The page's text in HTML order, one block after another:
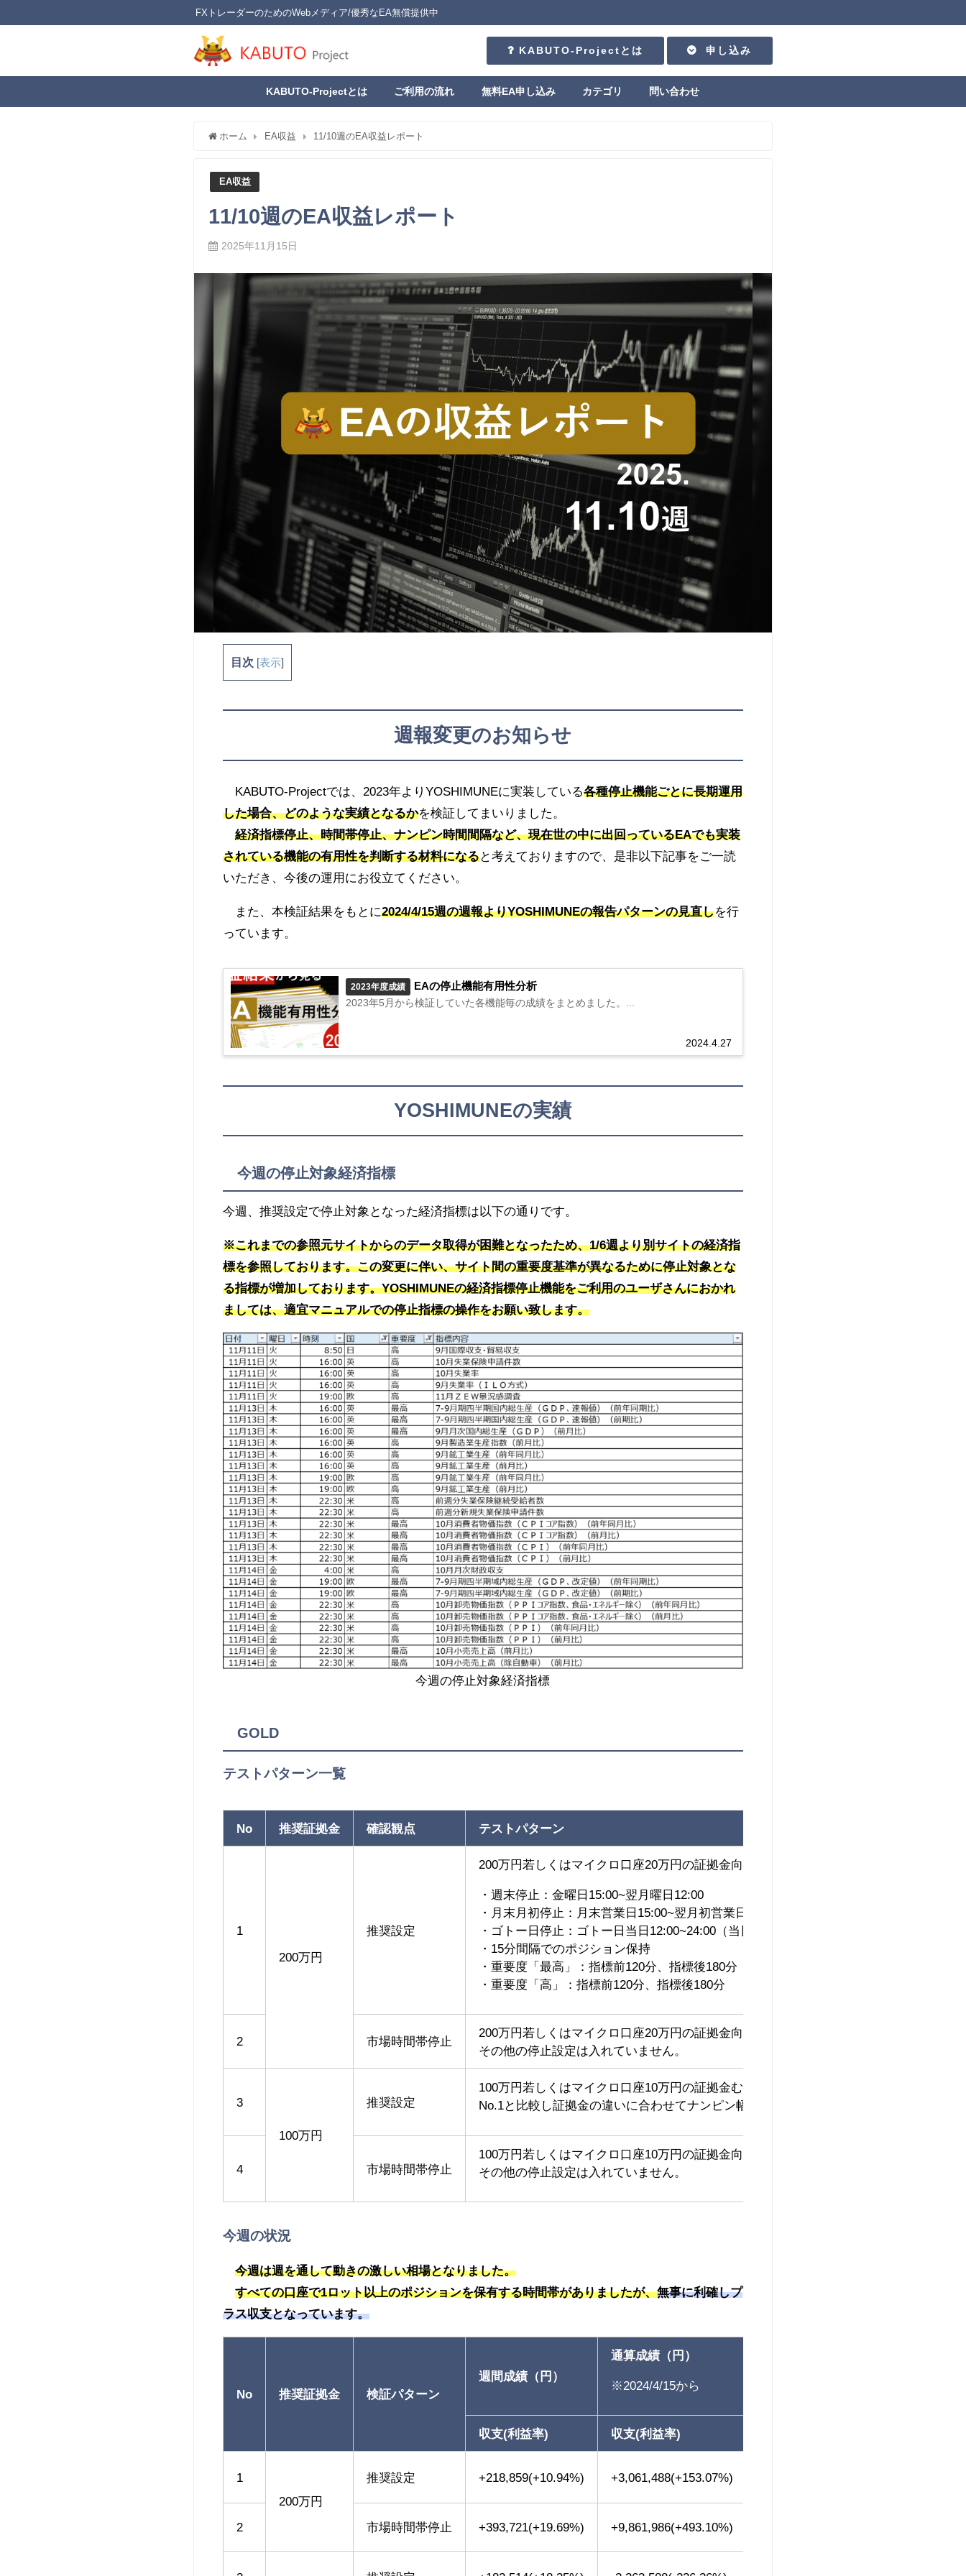
FXトレーダーのためのWebメディア/優秀なEA無償提供中
KABUTO-Projectとは 申し込み
KABUTO-Projectとは ご利用の流れ 無料EA申し込み カテゴリ 問い合わせ
ホーム EA収益 11/10週のEA収益レポート
EA収益
11/10週のEA収益レポート
2025年11月15日
目次 [表示]
週報変更のお知らせ
KABUTO-Projectでは、2023年よりYOSHIMUNEに実装している各種停止機能ごとに長期運用
した場合、どのような実績となるかを検証してまいりました。
経済指標停止、時間帯停止、ナンピン時間間隔など、現在世の中に出回っているEAでも実装
されている機能の有用性を判断する材料になると考えておりますので、是非以下記事をご一読
いただき、今後の運用にお役立てください。
また、本検証結果をもとに2024/4/15週の週報よりYOSHIMUNEの報告パターンの見直しを行
っています。
2023年度成績 EAの停止機能有用性分析
2024.4.27
2023年5月から検証していた各機能毎の成績をまとめました。...
YOSHIMUNEの実績
今週の停止対象経済指標
今週、推奨設定で停止対象となった経済指標は以下の通りです。
※これまでの参照元サイトからのデータ取得が困難となったため、1/6週より別サイトの経済指
標を参照しております。この変更に伴い、サイト間の重要度基準が異なるために停止対象とな
る指標が増加しております。YOSHIMUNEの経済指標停止機能をご利用のユーザさんにおかれ
ましては、適宜マニュアルでの停止指標の操作をお願い致します。
今週の停止対象経済指標
GOLD
テストパターン一覧
No 推奨証拠金 確認観点 テストパターン
1
200万円
推奨設定
200万円若しくはマイクロ口座20万円の証拠金向けの推奨設定口座です。停止設定は以
・週末停止：金曜日15:00~翌月曜日12:00
・月末月初停止：月末営業日15:00~翌月初営業日12:00
・ゴトー日停止：ゴトー日当日12:00~24:00（当日が非稼働日の場合は直前の稼働日）
・15分間隔でのポジション保持
・重要度「最高」：指標前120分、指標後180分
・重要度「高」：指標前120分、指標後180分
2 市場時間帯停止
200万円若しくはマイクロ口座20万円の証拠金向けのNY時間帯停止設定を実施した口座
その他の停止設定は入れていません。
3
100万円
推奨設定
100万円若しくはマイクロ口座10万円の証拠金むけの推奨設定口座です。
No.1と比較し証拠金の違いに合わせてナンピン幅、ナンピン回数のみ変更しています。
4 市場時間帯停止
100万円若しくはマイクロ口座10万円の証拠金向けのNY時間帯停止設定を実施した口座
その他の停止設定は入れていません。
今週の状況
今週は週を通して動きの激しい相場となりました。
すべての口座で1ロット以上のポジションを保有する時間帯がありましたが、無事に利確しプ
ラス収支となっています。
No 推奨証拠金 検証パターン
週間成績（円）
通算成績（円）
※2024/4/15から
収支(利益率) 収支(利益率)
1
200万円
推奨設定 +218,859(+10.94%) +3,061,488(+153.07%)
2 市場時間帯停止 +393,721(+19.69%) +9,861,986(+493.10%)